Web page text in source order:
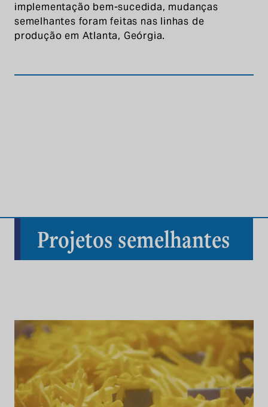
implementação bem-sucedida, mudanças
semelhantes foram feitas nas linhas de
produção em Atlanta, Geórgia.
Projetos semelhantes